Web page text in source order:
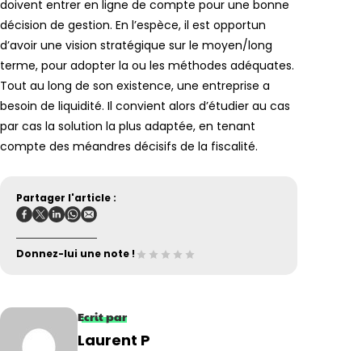
doivent entrer en ligne de compte pour une bonne
décision de gestion. En l’espèce, il est opportun
d’avoir une vision stratégique sur le moyen/long
terme, pour adopter la ou les méthodes adéquates.
Tout au long de son existence, une entreprise a
besoin de liquidité. Il convient alors d’étudier au cas
par cas la solution la plus adaptée, en tenant
compte des méandres décisifs de la fiscalité.
Partager l'article :
Donnez-lui une note !
Ecrit par
Laurent P